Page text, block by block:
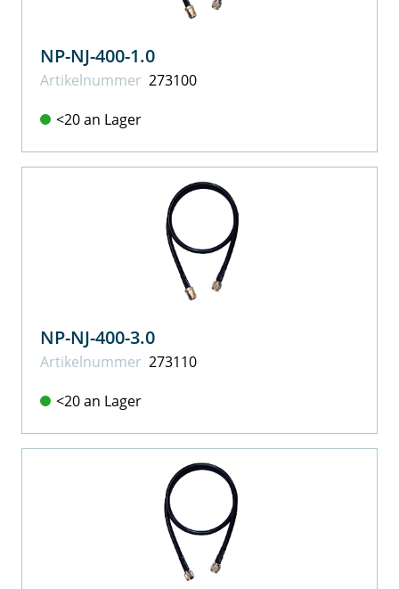
NP-NJ-400-1.0
Artikel­nummer 273100
<20 an Lager
NP-NJ-400-3.0
Artikel­nummer 273110
<20 an Lager